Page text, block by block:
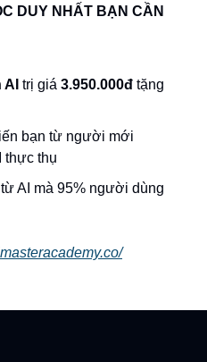
DUY NHẤT BẠN CẦN
trị giá 3.950.000đ tặng
bạn từ người mới
thực thụ
từ AI mà 95% người dùng